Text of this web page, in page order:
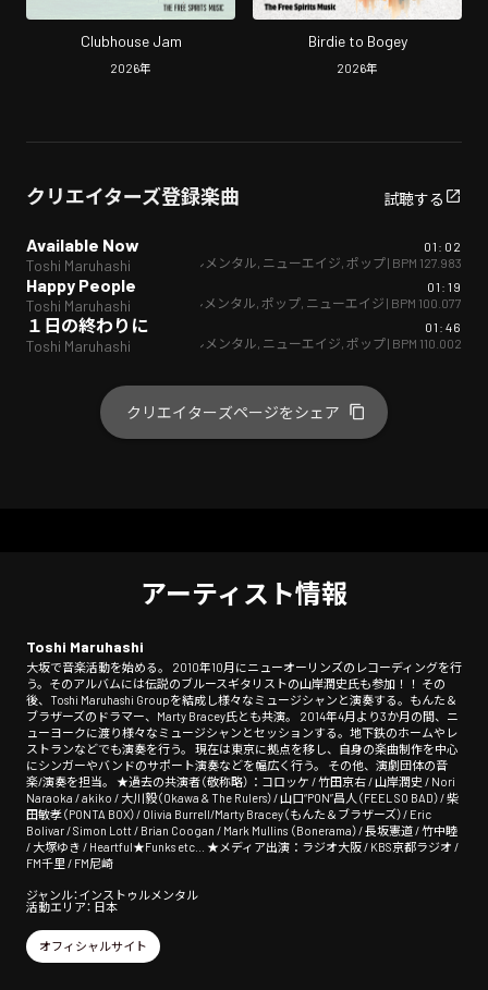
Clubhouse Jam
2026年
Birdie to Bogey
2026年
クリエイターズ登録楽曲 試聴する
Available Now
Toshi Maruhashi
01:02
インストゥルメンタル, ニューエイジ, ポップ| BPM 127.983
Happy People
Toshi Maruhashi
01:19
インストゥルメンタル, ポップ, ニューエイジ | BPM 100.077
１日の終わりに
Toshi Maruhashi
01:46
インストゥルメンタル, ニューエイジ, ポップ| BPM 110.002
クリエイターズページをシェア
アーティスト情報
Toshi Maruhashi
大坂で音楽活動を始める。 2010年10月にニューオーリンズのレコーディングを行
う。そのアルバムには伝説のブルースギタリストの山岸潤史氏も参加！！ その
後、Toshi Maruhashi Groupを結成し様々なミュージシャンと演奏する。もんた＆
ブラザーズのドラマー、Marty Bracey氏とも共演。 2014年4月より3か月の間、ニ
ューヨークに渡り様々なミュージシャンとセッションする。地下鉄のホームやレ
ストランなどでも演奏を行う。 現在は東京に拠点を移し、自身の楽曲制作を中心
にシンガーやバンドのサポート演奏などを幅広く行う。 その他、演劇団体の音
楽/演奏を担当。 ★過去の共演者（敬称略）：コロッケ / 竹田京右 / 山岸潤史 / Nori
Naraoka / akiko / 大川毅（Okawa & The Rulers）/ 山口“PON”昌人（FEEL SO BAD）/ 柴
田敏孝（PONTA BOX）/ Olivia Burrell/Marty Bracey（もんた＆ブラザーズ）/ Eric
Bolivar / Simon Lott / Brian Coogan / Mark Mullins （Bonerama）/ 長坂憲道 / 竹中睦
/ 大塚ゆき / Heartful★Funks etc... ★メディア出演：ラジオ大阪 / KBS京都ラジオ /
FM千里 / FM尼崎
ジャンル：インストゥルメンタル
活動エリア： 日本
オフィシャルサイト